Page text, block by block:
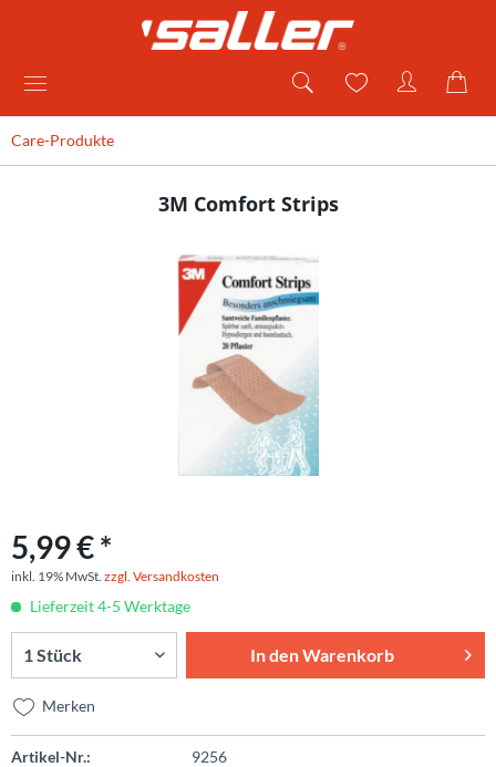
Care-Produkte
3M Comfort Strips
5,99 € *
inkl. 19% MwSt. zzgl. Versandkosten
Lieferzeit 4-5 Werktage
In denWarenkorb
Merken
Artikel-Nr.:
9256